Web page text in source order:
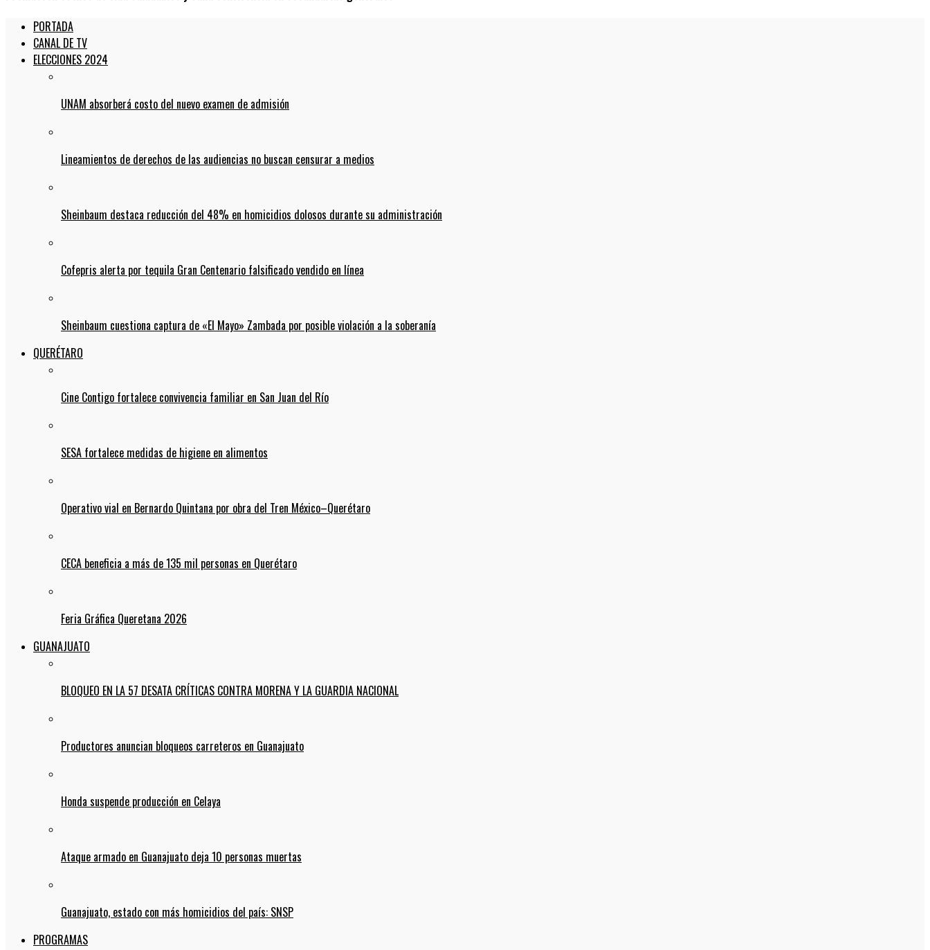
PORTADA
CANAL DE TV
ELECCIONES 2024
UNAM absorberá costo del nuevo examen de admisión
Lineamientos de derechos de las audiencias no buscan censurar a medios
Sheinbaum destaca reducción del 48% en homicidios dolosos durante su administración
Cofepris alerta por tequila Gran Centenario falsificado vendido en línea
Sheinbaum cuestiona captura de «El Mayo» Zambada por posible violación a la soberanía
QUERÉTARO
Cine Contigo fortalece convivencia familiar en San Juan del Río
SESA fortalece medidas de higiene en alimentos
Operativo vial en Bernardo Quintana por obra del Tren México–Querétaro
CECA beneficia a más de 135 mil personas en Querétaro
Feria Gráfica Queretana 2026
GUANAJUATO
BLOQUEO EN LA 57 DESATA CRÍTICAS CONTRA MORENA Y LA GUARDIA NACIONAL
Productores anuncian bloqueos carreteros en Guanajuato
Honda suspende producción en Celaya
Ataque armado en Guanajuato deja 10 personas muertas
Guanajuato, estado con más homicidios del país: SNSP
PROGRAMAS